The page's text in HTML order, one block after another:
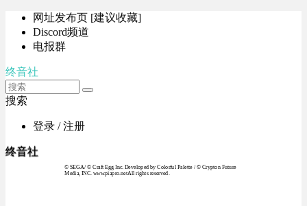
网址发布页 [建议收藏]
Discord频道
电报群
终音社
搜索
登录 / 注册
终音社
© SEGA / © Craft Egg Inc. Developed by Colorful Palette / © Crypton Future
Media, INC. www.piapro.netAll rights reserved.